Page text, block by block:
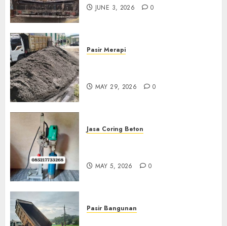
JUNE 3, 2026 0
Pasir Merapi
MAY 29, 2026 0
Jasa Coring Beton
MAY 5, 2026 0
Pasir Bangunan